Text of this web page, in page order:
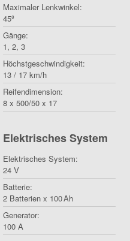
Maximaler Lenkwinkel:
45º
Gänge:
1, 2, 3
Höchstgeschwindigkeit:
13 / 17 km/h
Reifendimension:
8 x 500/50 x 17
Elektrisches System
Elektrisches System:
24 V
Batterie:
2 Batterien x 100 Ah
Generator:
100 A